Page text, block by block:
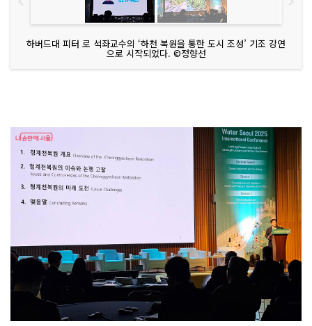
하버드대 피터 로 석좌교수의 ‘하천 복원을 통한 도시 조성’ 기조 강연
으로 시작되었다. ©정향선